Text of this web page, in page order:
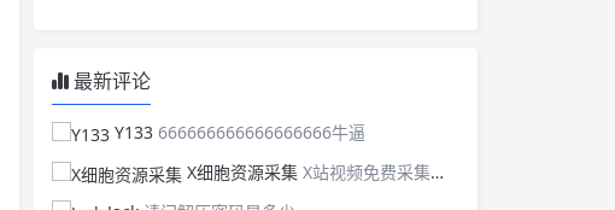
最新评论
Y133 666666666666666666牛逼
X细胞资源采集 X站视频免费采集，可以适配此CMS，含免费模板。有需要的站长可以看看xxibaozyw.com